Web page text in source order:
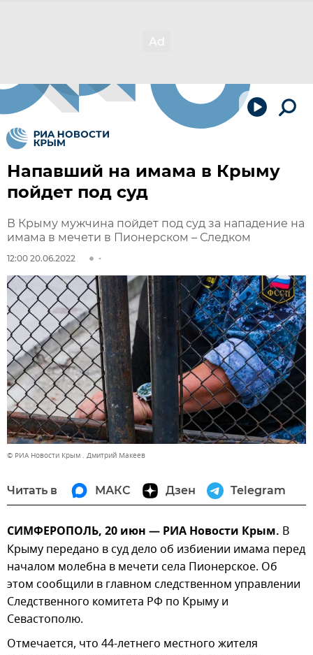
Напавший на имама в Крыму
пойдет под суд
В Крыму мужчина пойдет под суд за нападение на
имама в мечети в Пионерском – Следком
12:00 20.06.2022
© РИА Новости Крым . Дмитрий Макеев
Читать в МАКС Дзен Telegram
СИМФЕРОПОЛЬ, 20 июн — РИА Новости Крым. В
Крыму передано в суд дело об избиении имама перед
началом молебна в мечети села Пионерское. Об
этом сообщили в главном следственном управлении
Следственного комитета РФ по Крыму и
Севастополю.
Отмечается, что 44-летнего местного жителя